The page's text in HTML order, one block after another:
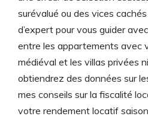
surévalué ou des vices cachés
d’expert pour vous guider
entre les appartements avec
médiéval et les villas privées
obtiendrez des données sur
mes conseils sur la fiscalité
votre rendement locatif